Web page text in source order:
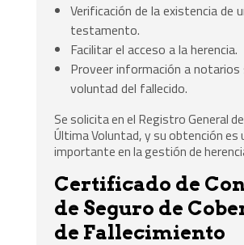
Verificación de la existencia de
testamento.
Facilitar el acceso a la herencia.
Proveer información a notarios
voluntad del fallecido.
Se solicita en el Registro General
Última Voluntad, y su obtención es
importante en la gestión de
Certificado de
de Seguro de
de Fallecimiento